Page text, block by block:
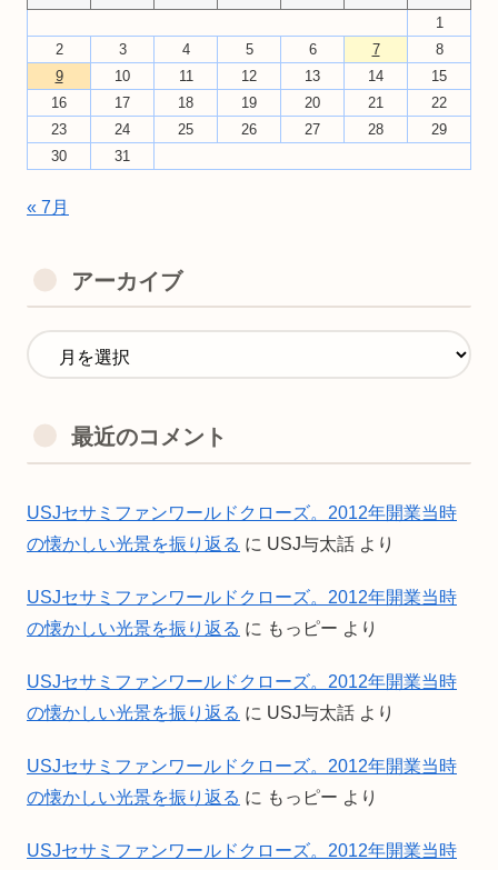
1
2
3 4 5 6 7
8
9
10 11 12 13 14
15
16
17 18 19 20 21
22
23
24 25 26 27 28
29
30
31
« 7月
アーカイブ
最近のコメント
USJセサミファンワールドクローズ。2012年開業当時
の懐かしい光景を振り返る に USJ与太話 より
USJセサミファンワールドクローズ。2012年開業当時
の懐かしい光景を振り返る に もっピー より
USJセサミファンワールドクローズ。2012年開業当時
の懐かしい光景を振り返る に USJ与太話 より
USJセサミファンワールドクローズ。2012年開業当時
の懐かしい光景を振り返る に もっピー より
USJセサミファンワールドクローズ。2012年開業当時